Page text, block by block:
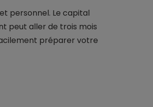
personnel. Le capital
peut aller de trois mois
préparer votre